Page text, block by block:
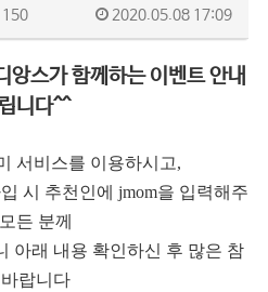
2020.05.08 17:09
앙스가 함께하는 이벤트 안내
니다^^
서비스를 이용하시고,
시 추천인에 jmom을 입력해주
든 분께
아래 내용 확인하신 후 많은 참
랍니다